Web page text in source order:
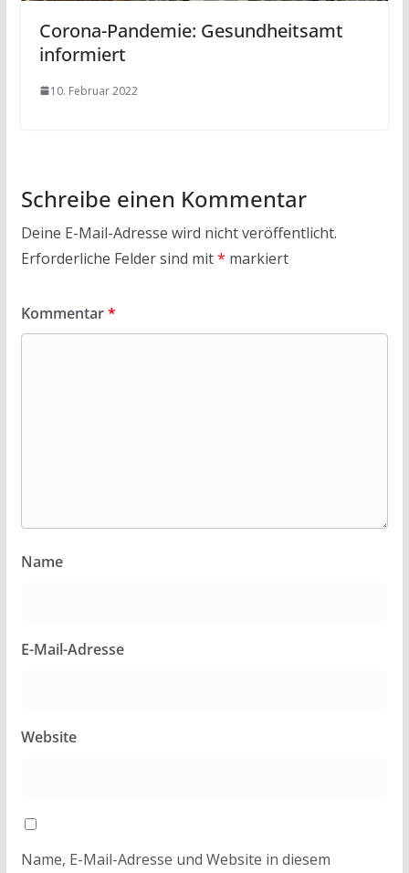
Corona-Pandemie: Gesundheitsamt
informiert
10. Februar 2022
Schreibe einen Kommentar
Deine E-Mail-Adresse wird nicht veröffentlicht.
Erforderliche Felder sind mit* markiert
Kommentar*
Name
E-Mail-Adresse
Website
Name, E-Mail-Adresse und Website in diesem